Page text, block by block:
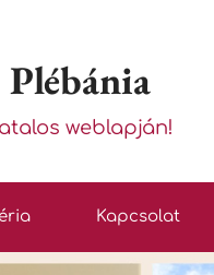
weblapján!
Kapcsolat